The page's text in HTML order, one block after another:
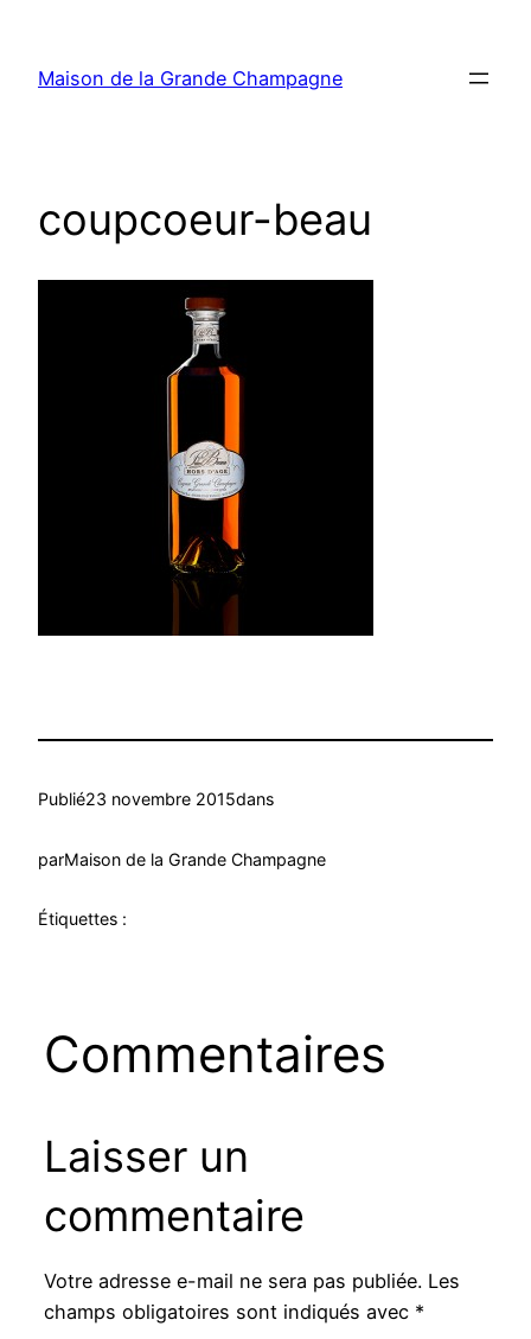
contenu
Maison de la Grande Champagne
coupcoeur-beau
Publié23 novembre 2015dans
parMaison de la Grande Champagne
Étiquettes :
Commentaires
Laisser un
commentaire
Votre adresse e-mail ne sera pas publiée. Les
champs obligatoires sont indiqués avec *